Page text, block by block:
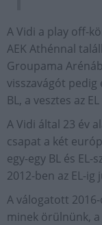
A Vidi a play off-
AEK Athénnal
Groupama
visszavágót pedig
BL, a vesztes az
A Vidi által 23 év
csapat a két
egy-egy BL és
2012-ben az EL-ig
A válogatott
minek örülnünk,